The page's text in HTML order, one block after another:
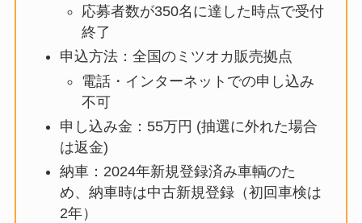
応募者数が350名に達した時点で受付
終了
申込方法：全国のミツオカ販売拠点
電話・インターネットでの申し込み
不可
申し込み金：55万円 (抽選に外れた場合
は返金)
納車：2024年新規登録済み車輌のた
め、納車時は中古新規登録（初回車検は
2年）